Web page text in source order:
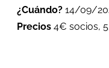
¿Cuándo? 14/09/
Precios 4€ socios,